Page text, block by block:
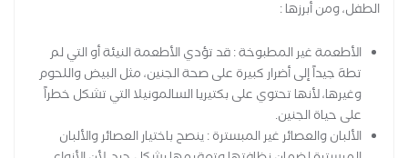
الطفل، ومن أبرزها :
الأطعمة غير المطبوخة : قد تؤدي الأطعمة النيئة أو التي لم
تطهَ جيداً إلى أضرار كبيرة على صحة الجنين، مثل البيض واللحوم
وغيرها، لأنها تحتوي على بكتيريا السالمونيلا التي تشكل خطراً
على حياة الجنين.
الألبان والعصائر غير المبسترة : ينصح باختيار العصائر والألبان